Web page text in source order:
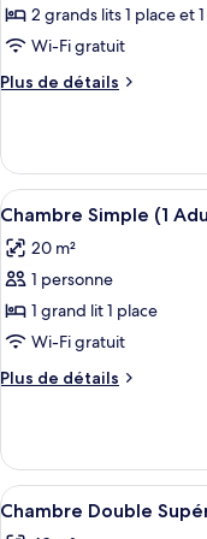
Adults)
ce
type
chambre :
(2
Adults
+
1
Child)
2 grands lits 1 place et
Wi-Fi gratuit
Plus de détails
Plus
le
type
de
Chambre
Double
Adults
+
Child)
Afficher
toutes
les
photos
pour
ce
type
de
Chambre
Simple
(1
5
Chambre Simple (1
20 m²
1 personne
1 grand lit 1 place
Wi-Fi gratuit
Plus de détails
Plus
le
type
de
Afficher
toutes
3
Chambre Double